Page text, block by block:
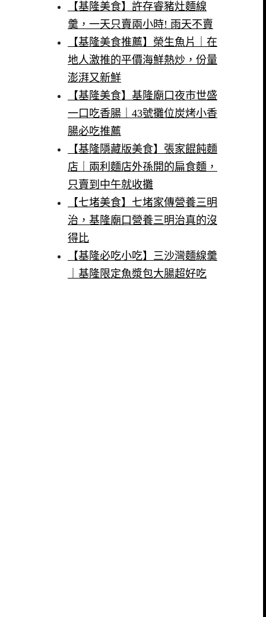
【基隆美食】許存睿豬灶麵線
羹，一天只賣兩小時! 雨天不賣
【基隆美食推薦】榮生魚片｜在
地人激推的平價海鮮熱炒，份量
澎湃又新鮮
【基隆美食】基隆廟口夜市世盛
一口吃香腸｜43號攤位炭烤小香
腸必吃推薦
【基隆隱藏版美食】張家餛飩麵
店｜兩利麵店外孫開的扁食麵，
只賣到中午就收攤
【七堵美食】七堵家傳營養三明
治，基隆廟口營養三明治真的沒
得比
【基隆必吃小吃】三沙灣麵線羹
｜基隆限定魚漿包大腸超好吃